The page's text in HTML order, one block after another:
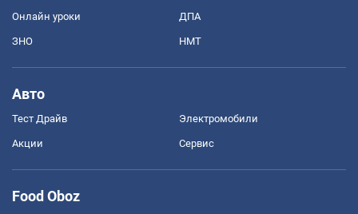
Онлайн уроки ДПА
ЗНО НМТ
Авто
Тест Драйв Электромобили
Акции Сервис
Food Oboz